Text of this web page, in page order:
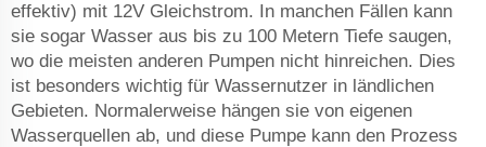
effektiv) mit 12V Gleichstrom. In manchen Fällen kann
sie sogar Wasser aus bis zu 100 Metern Tiefe saugen,
wo die meisten anderen Pumpen nicht hinreichen. Dies
ist besonders wichtig für Wassernutzer in ländlichen
Gebieten. Normalerweise hängen sie von eigenen
Wasserquellen ab, und diese Pumpe kann den Prozess